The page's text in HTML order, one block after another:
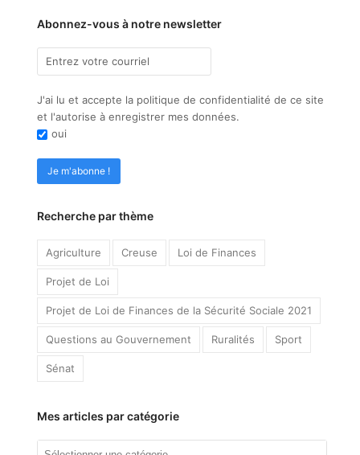
Abonnez-vous à notre newsletter
J'ai lu et accepte la politique de confidentialité de ce site
et l'autorise à enregistrer mes données.
oui
Recherche par thème
Agriculture Creuse Loi de Finances
Projet de Loi
Projet de Loi de Finances de la Sécurité Sociale 2021
Questions au Gouvernement Ruralités Sport
Sénat
Mes articles par catégorie
Mes